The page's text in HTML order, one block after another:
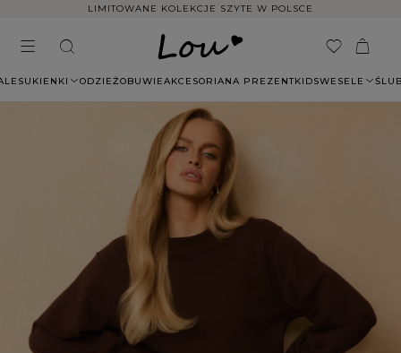
LIMITOWANE KOLEKCJE SZYTE W POLSCE
SUKIENKI ODZIEŻOBUWIEAKCESORIANA PREZENTKIDSWESELE